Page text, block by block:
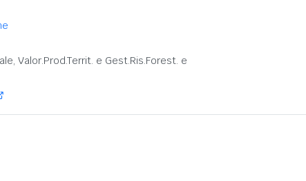
Valor.Prod.Territ. e Gest.Ris.Forest. e